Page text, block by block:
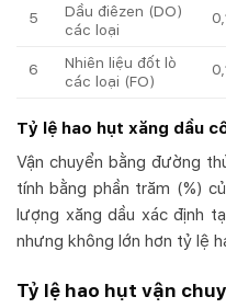
5
Dầu điêzen (DO)
các loại
6
Nhiên liệu đốt lò
các loại (FO)
Tỷ lệ hao hụt xăng dầu
Vận chuyển bằng đường
tính bằng phần trăm (%)
lượng xăng dầu xác định
nhưng không lớn hơn tỷ lệ
Tỷ lệ hao hụt vận